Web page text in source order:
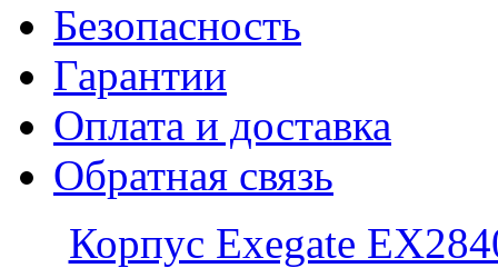
Безопасность
Гарантии
Оплата и доставка
Обратная связь
Корпус Exegate